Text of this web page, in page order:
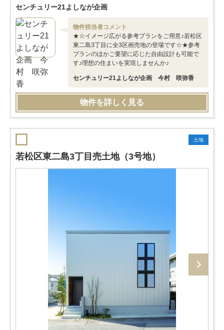
センチュリー21よしなが企画
物件担当者コメント
★☆イメージ広がる参考プランをご用意♪若松区
東二島3丁目に全3区画売地の登場です☆★参考
プランのほかご要望に応じた自由設計も可能で
す♪理想の住まいを実現しませんか♪
センチュリー21よしなが企画 今村 咲弥香
物件を詳しく見る
土地
若松区東二島3丁目売土地（3号地）